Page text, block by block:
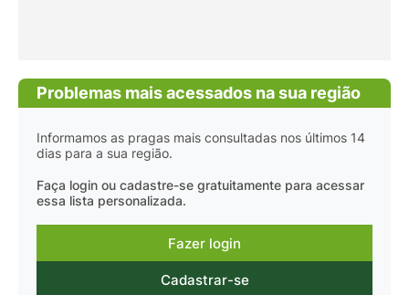
Problemas mais acessados na sua região
Informamos as pragas mais consultadas nos últimos 14
dias para a sua região.
Faça login ou cadastre-se gratuitamente para acessar
essa lista personalizada.
Fazer login
Cadastrar-se